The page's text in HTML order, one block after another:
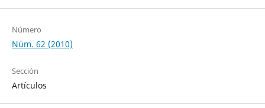
Número
Núm. 62 (2010)
Sección
Artículos